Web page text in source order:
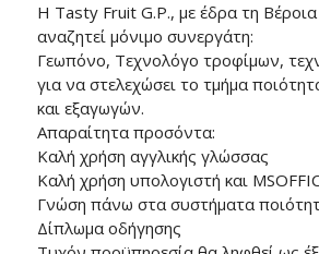
Η Tasty Fruit G.P., με έδρα τη
αναζητεί μόνιμο συνεργάτη:
Γεωπόνο, Τεχνολόγο τροφίμων,
για να στελεχώσει το τμήμα
και εξαγωγών.
Απαραίτητα προσόντα:
Καλή χρήση αγγλικής γλώσσας
Καλή χρήση υπολογιστή και
Γνώση πάνω στα συστήματα
Δίπλωμα οδήγησης